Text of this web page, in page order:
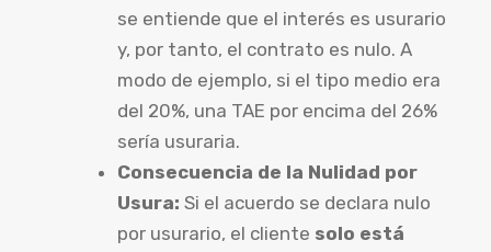
se entiende que el interés es usurario
y, por tanto, el contrato es nulo. A
modo de ejemplo, si el tipo medio era
del 20%, una TAE por encima del 26%
sería usuraria.
Consecuencia de la Nulidad por
Usura: Si el acuerdo se declara nulo
por usurario, el cliente solo está